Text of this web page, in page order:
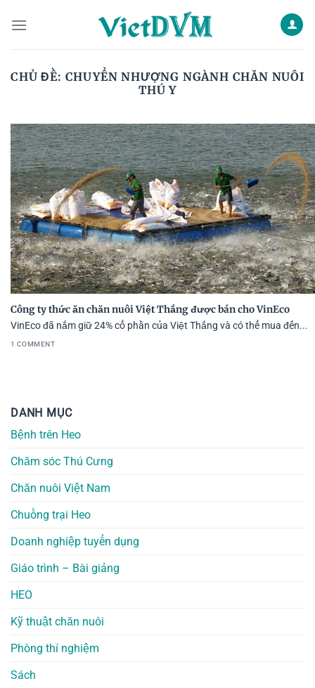
CHỦ ĐỀ: CHUYỂN NHƯỢNG NGÀNH CHĂN NUÔI
THÚ Y
Công ty thức ăn chăn nuôi Việt Thắng được bán cho VinEco
VinEco đã nắm giữ 24% cổ phần của Việt Thắng và có thể mua đến...
1 COMMENT
DANH MỤC
Bệnh trên Heo
Chăm sóc Thú Cưng
Chăn nuôi Việt Nam
Chuồng trại Heo
Doanh nghiệp tuyển dụng
Giáo trình – Bài giảng
HEO
Kỹ thuật chăn nuôi
Phòng thí nghiệm
Sách